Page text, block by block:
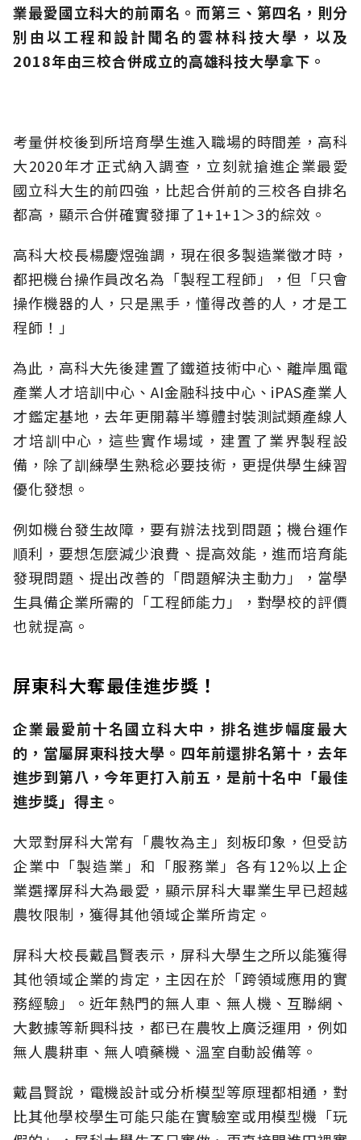
業最愛國立科大的前兩名。而第三、第四名，則分
別由以工程和設計聞名的雲林科技大學，以及
2018年由三校合併成立的高雄科技大學拿下。
考量併校後到所培育學生進入職場的時間差，高科
大2020年才正式納入調查，立刻就搶進企業最愛
國立科大生的前四強，比起合併前的三校各自排名
都高，顯示合併確實發揮了1+1+1＞3的綜效。
高科大校長楊慶煜強調，現在很多製造業徵才時，
都把機台操作員改名為「製程工程師」，但「只會
操作機器的人，只是黑手，懂得改善的人，才是工
程師！」
為此，高科大先後建置了鐵道技術中心、離岸風電
產業人才培訓中心、AI金融科技中心、iPAS產業人
才鑑定基地，去年更開幕半導體封裝測試類產線人
才培訓中心，這些實作場域，建置了業界製程設
備，除了訓練學生熟稔必要技術，更提供學生練習
優化發想。
例如機台發生故障，要有辦法找到問題；機台運作
順利，要想怎麼減少浪費、提高效能，進而培育能
發現問題、提出改善的「問題解決主動力」，當學
生具備企業所需的「工程師能力」，對學校的評價
也就提高。
屏東科大奪最佳進步獎！
企業最愛前十名國立科大中，排名進步幅度最大
的，當屬屏東科技大學。四年前還排名第十，去年
進步到第八，今年更打入前五，是前十名中「最佳
進步獎」得主。
大眾對屏科大常有「農牧為主」刻板印象，但受訪
企業中「製造業」和「服務業」各有12%以上企
業選擇屏科大為最愛，顯示屏科大畢業生早已超越
農牧限制，獲得其他領域企業所肯定。
屏科大校長戴昌賢表示，屏科大學生之所以能獲得
其他領域企業的肯定，主因在於「跨領域應用的實
務經驗」。近年熱門的無人車、無人機、互聯網、
大數據等新興科技，都已在農牧上廣泛運用，例如
無人農耕車、無人噴藥機、溫室自動設備等。
戴昌賢說，電機設計或分析模型等原理都相通，對
比其他學校學生可能只能在實驗室或用模型機「玩